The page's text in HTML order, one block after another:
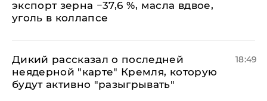
экспорт зерна −37,6 %, масла вдвое,
уголь в коллапсе
Дикий рассказал о последней
неядерной "карте" Кремля, которую
будут активно "разыгрывать"
18:49